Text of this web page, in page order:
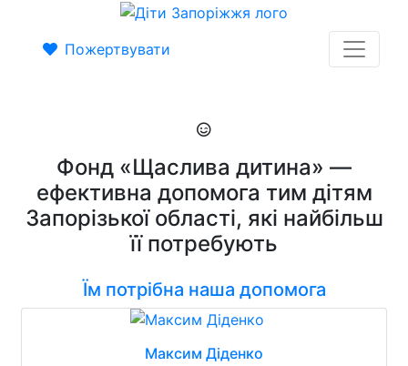
Пожертвувати
Фонд «Щаслива дитина» —
ефективна допомога тим дітям
Запорізької області, які найбільш
її потребують
Їм потрібна наша допомога
Максим Діденко